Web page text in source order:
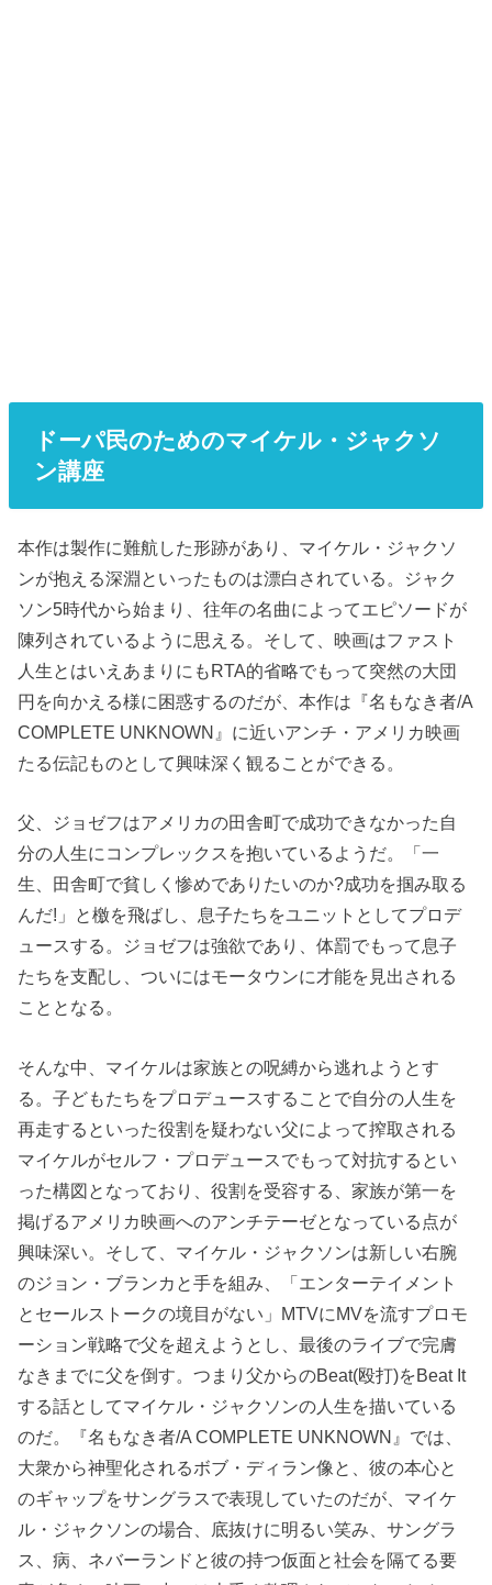
ドーパ民のためのマイケル・ジャクソ
ン講座
本作は製作に難航した形跡があり、マイケル・ジャクソ
ンが抱える深淵といったものは漂白されている。ジャク
ソン5時代から始まり、往年の名曲によってエピソードが
陳列されているように思える。そして、映画はファスト
人生とはいえあまりにもRTA的省略でもって突然の大団
円を向かえる様に困惑するのだが、本作は『名もなき者/A
COMPLETE UNKNOWN』に近いアンチ・アメリカ映画
たる伝記ものとして興味深く観ることができる。
父、ジョゼフはアメリカの田舎町で成功できなかった自
分の人生にコンプレックスを抱いているようだ。「一
生、田舎町で貧しく惨めでありたいのか?成功を掴み取る
んだ!」と檄を飛ばし、息子たちをユニットとしてプロデ
ュースする。ジョゼフは強欲であり、体罰でもって息子
たちを支配し、ついにはモータウンに才能を見出される
こととなる。
そんな中、マイケルは家族との呪縛から逃れようとす
る。子どもたちをプロデュースすることで自分の人生を
再走するといった役割を疑わない父によって搾取される
マイケルがセルフ・プロデュースでもって対抗するとい
った構図となっており、役割を受容する、家族が第一を
掲げるアメリカ映画へのアンチテーゼとなっている点が
興味深い。そして、マイケル・ジャクソンは新しい右腕
のジョン・ブランカと手を組み、「エンターテイメント
とセールストークの境目がない」MTVにMVを流すプロモ
ーション戦略で父を超えようとし、最後のライブで完膚
なきまでに父を倒す。つまり父からのBeat(殴打)をBeat It
する話としてマイケル・ジャクソンの人生を描いている
のだ。『名もなき者/A COMPLETE UNKNOWN』では、
大衆から神聖化されるボブ・ディラン像と、彼の本心と
のギャップをサングラスで表現していたのだが、マイケ
ル・ジャクソンの場合、底抜けに明るい笑み、サングラ
ス、病、ネバーランドと彼の持つ仮面と社会を隔てる要